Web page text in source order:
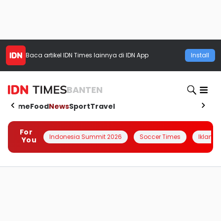
Baca artikel IDN Times lainnya di IDN App Install
BANTEN
HomeFoodNewsSportTravel
For
You
Indonesia Summit 2026 Soccer Times Iklanin